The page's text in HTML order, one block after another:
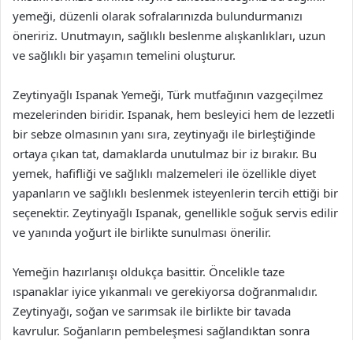
yemeği, düzenli olarak sofralarınızda bulundurmanızı
öneririz. Unutmayın, sağlıklı beslenme alışkanlıkları, uzun
ve sağlıklı bir yaşamın temelini oluşturur.
Zeytinyağlı Ispanak Yemeği, Türk mutfağının vazgeçilmez
mezelerinden biridir. Ispanak, hem besleyici hem de lezzetli
bir sebze olmasının yanı sıra, zeytinyağı ile birleştiğinde
ortaya çıkan tat, damaklarda unutulmaz bir iz bırakır. Bu
yemek, hafifliği ve sağlıklı malzemeleri ile özellikle diyet
yapanların ve sağlıklı beslenmek isteyenlerin tercih ettiği bir
seçenektir. Zeytinyağlı Ispanak, genellikle soğuk servis edilir
ve yanında yoğurt ile birlikte sunulması önerilir.
Yemeğin hazırlanışı oldukça basittir. Öncelikle taze
ıspanaklar iyice yıkanmalı ve gerekiyorsa doğranmalıdır.
Zeytinyağı, soğan ve sarımsak ile birlikte bir tavada
kavrulur. Soğanların pembeleşmesi sağlandıktan sonra